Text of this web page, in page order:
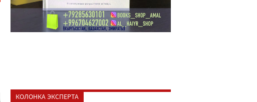
КОЛОНКА ЭКСПЕРТА